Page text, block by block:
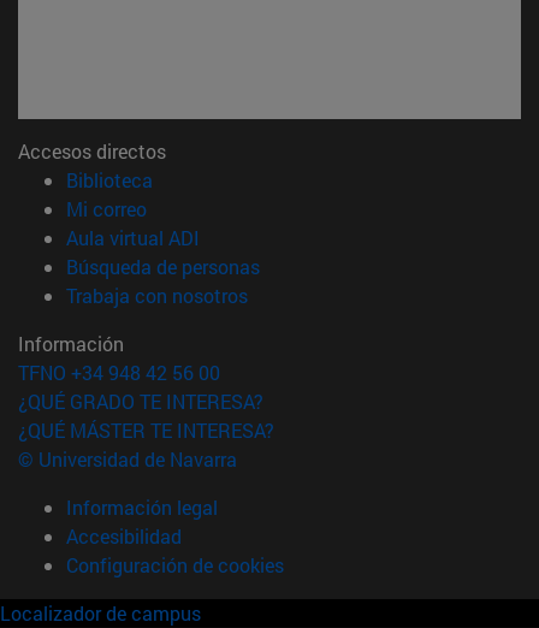
Accesos directos
Biblioteca
Mi correo(abre en nueva ventana)
Aula virtual ADI
Búsqueda de personas(abre en nueva ventana)
Trabaja con nosotros(abre en nueva ventana)
Información
TFNO +34 948 42 56 00
¿QUÉ GRADO TE INTERESA?
¿QUÉ MÁSTER TE INTERESA?
© Universidad de Navarra
Información legal
Accesibilidad
Configuración de cookies
Localizador de campus